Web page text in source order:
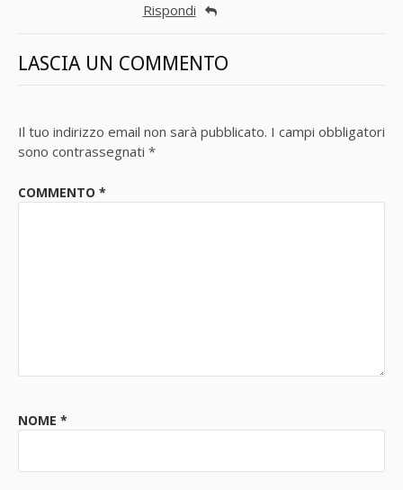
Rispondi
LASCIA UN COMMENTO
Il tuo indirizzo email non sarà pubblicato. I campi obbligatori
sono contrassegnati *
COMMENTO *
NOME *